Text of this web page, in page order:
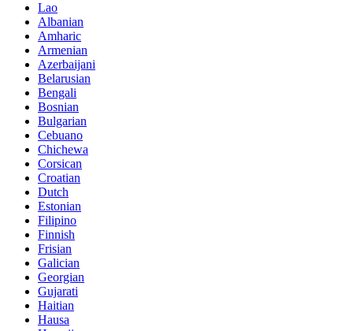
Lao
Albanian
Amharic
Armenian
Azerbaijani
Belarusian
Bengali
Bosnian
Bulgarian
Cebuano
Chichewa
Corsican
Croatian
Dutch
Estonian
Filipino
Finnish
Frisian
Galician
Georgian
Gujarati
Haitian
Hausa